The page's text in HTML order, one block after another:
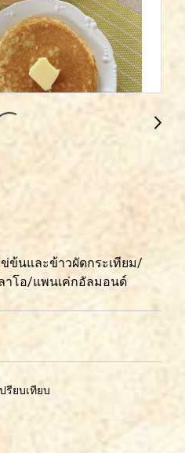
ข้นและข้าวผัดกระเทียม/
โอ/แพนเค่กอัลมอนด์
ปรียบเทียบ